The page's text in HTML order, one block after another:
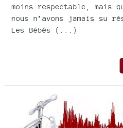
moins respectable, mais
nous n’avons jamais su
Les Bébés (...)